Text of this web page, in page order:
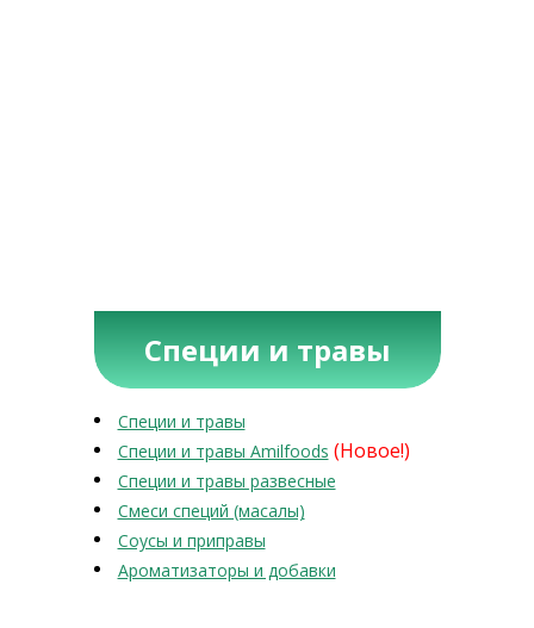
Специи и травы
Специи и травы
Специи и травы Amilfoods (Новое!)
Специи и травы развесные
Смеси специй (масалы)
Соусы и приправы
Ароматизаторы и добавки